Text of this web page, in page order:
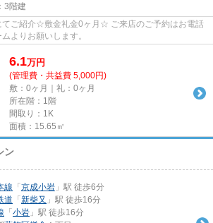
3階建
てご紹介☆敷金礼金0ヶ月☆ ご来店のご予約はお電話
よりお願いします。
6.1万円
(管理費・共益費 5,000円)
敷：0ヶ月｜礼：0ヶ月
所在階：1階
間取り：1K
面積：15.65㎡
ン
線 「 京成小岩 」駅 徒歩6分
道 「 新柴又 」駅 徒歩16分
「 小岩 」駅 徒歩16分